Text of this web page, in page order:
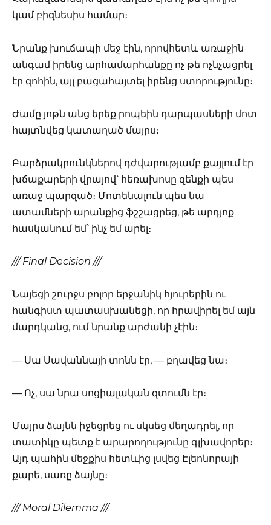
կամ բիզնեսիս համար։
Նրանք խուճապի մեջ էին, որովհետև առաջին
անգամ իրենց արհամարհանքը ոչ թե ոչնչացրել
էր զոհին, այլ բացահայտել իրենց ստորությունը։
Ժամը յոթն անց երեք րոպեին դարպասների մոտ
հայտնվեց կատաղած մայրս։
Բարձրակրունկներով դժվարությամբ քայլում էր
խճաքարերի վրայով՝ հեռախոսը զենքի պես
առաջ պարզած։ Մոտենալուն պես նա
ատամների արանքից ֆշշացրեց, թե արդյոք
հասկանում եմ՝ ինչ եմ արել։
/// Final Decision ///
Նայեցի շուրջս բոլոր երջանիկ հյուրերին ու
հանգիստ պատասխանեցի, որ հրավիրել եմ այն
մարդկանց, ում նրանք արժանի չէին։
— Սա Սավաննայի տոնն էր, — բղավեց նա։
— Ոչ, սա նրա սոցիալական զտումն էր։
Մայրս ձայնն իջեցրեց ու սկսեց մեղադրել, որ
տատիկը պետք է արարողությունը գլխավորեր։
Այդ պահին մեջքիս հետևից լսվեց Էլեոնորայի
քարե, սառը ձայնը։
/// Moral Dilemma ///